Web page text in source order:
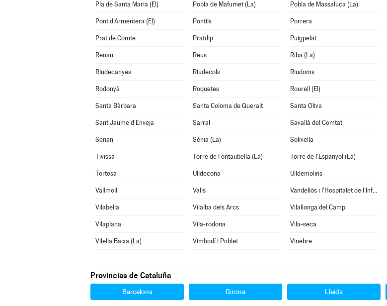
Pla de Santa Maria (El) Pobla de Mafumet (La) Pobla de Massaluca (La)
Pont d'Armentera (El) Pontils Porrera
Prat de Comte Pratdip Puigpelat
Renau Reus Riba (La)
Riudecanyes Riudecols Riudoms
Rodonyà Roquetes Rourell (El)
Santa Bàrbara Santa Coloma de Queralt Santa Oliva
Sant Jaume d'Enveja Sarral Savallà del Comtat
Senan Sénia (La) Solivella
Tivissa Torre de Fontaubella (La) Torre de l'Espanyol (La)
Tortosa Ulldecona Ulldemolins
Vallmoll Valls Vandellòs i l'Hospitalet de l'Infant
Vilabella Vilalba dels Arcs Vilallonga del Camp
Vilaplana Vila-rodona Vila-seca
Vilella Baixa (La) Vimbodí i Poblet Vinebre
Provincias de Cataluña
Barcelona Girona Lleida